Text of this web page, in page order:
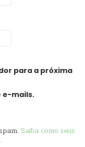
para a próxima
e-mails.
Saiba como seus
.